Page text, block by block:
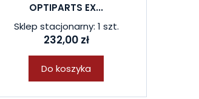
OPTIPARTS EX...
Sklep stacjonarny: 1 szt.
232,00 zł
Do koszyka